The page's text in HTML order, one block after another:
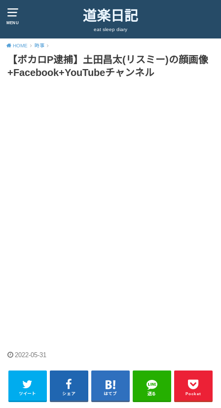
MENU 道楽日記
eat sleep diary
HOME 時事
【ボカロP逮捕】土田昌太(リスミー)の顔画像
+Facebook+YouTubeチャンネル
2022-05-31
ツイート シェア はてブ 送る Pocket